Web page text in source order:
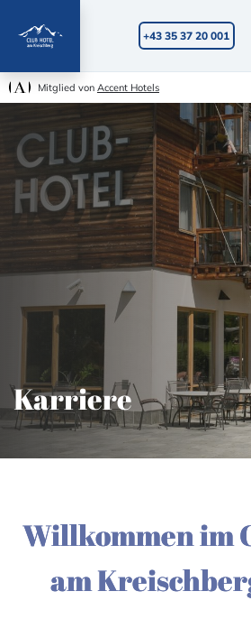
Mitglied von Accent Hotels
+43 35 37 20 001
Karriere
Willkommen im
am